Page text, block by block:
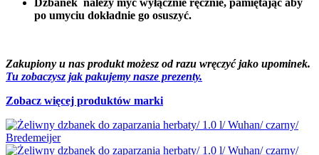
Dzbanek należy myć wyłącznie ręcznie, pamiętając aby
po umyciu dokładnie go osuszyć.
Zakupiony u nas produkt możesz od razu wręczyć jako upominek.
Tu zobaczysz jak pakujemy nasze prezenty.
Zobacz więcej produktów marki